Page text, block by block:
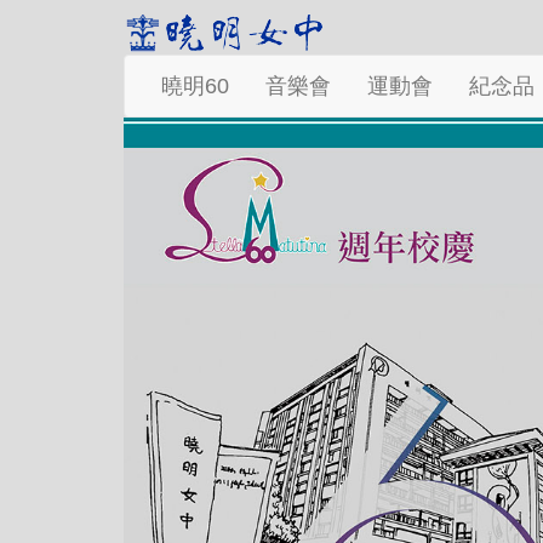
曉明60 音樂會 運動會 紀念品